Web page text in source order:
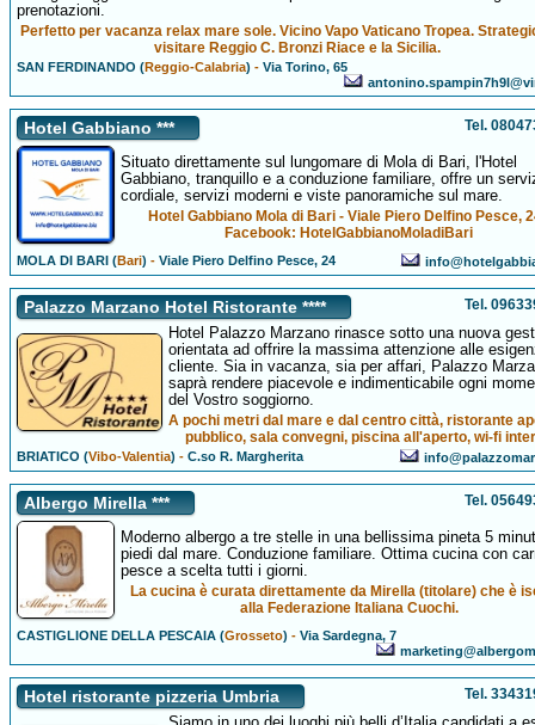
prenotazioni.
Perfetto per vacanza relax mare sole. Vicino Vapo Vaticano Tropea.
visitare Reggio C. Bronzi Riace e la Sicilia.
SAN FERDINANDO (Reggio-Calabria) -Via Torino, 65
Hotel Gabbiano *** Tel.
Situato direttamente sul lungomare di Mola di Bari, l'Hotel
Gabbiano, tranquillo e a conduzione familiare, offre un
cordiale, servizi moderni e viste panoramiche sul mare.
Hotel Gabbiano Mola di Bari - Viale Piero Delfino Pesce,
Facebook: HotelGabbianoMoladiBari
MOLA DI BARI (Bari) -Viale Piero Delfino Pesce, 24
Palazzo Marzano Hotel Ristorante **** Tel.
Hotel Palazzo Marzano rinasce sotto una nuova
orientata ad offrire la massima attenzione alle
cliente. Sia in vacanza, sia per affari, Palazzo
saprà rendere piacevole e indimenticabile ogni
del Vostro soggiorno.
A pochi metri dal mare e dal centro città, ristorante
pubblico, sala convegni, piscina all'aperto, wi-fi
BRIATICO (Vibo-Valentia) -C.so R. Margherita
Albergo Mirella *** Tel.
Moderno albergo a tre stelle in una bellissima pineta 5
piedi dal mare. Conduzione familiare. Ottima cucina con
pesce a scelta tutti i giorni.
La cucina è curata direttamente da Mirella (titolare) che è
alla Federazione Italiana Cuochi.
CASTIGLIONE DELLA PESCAIA (Grosseto) -Via Sardegna, 7
Hotel ristorante pizzeria Umbria Tel.